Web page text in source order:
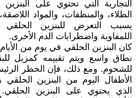
التجارية التي تحتوي على
الطلاء، والمنظفات، والمواد
يسبب التعرض للبنزين الحلقي
اللمفاوية واضطرابات الدم الأخرى.
كان البنزين الحلقي في يوم من
نطاق واسع ويتم تقييمه كمزيل
للشحوم. ومع ذلك، فإن الخطر
الأطفال اليوم من البنزين
الذي يحتوي على البنزين